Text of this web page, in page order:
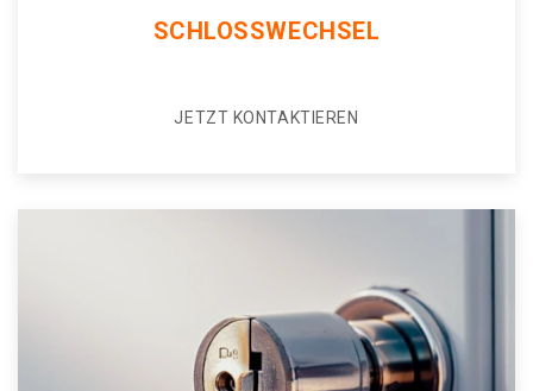
SCHLOSSWECHSEL
JETZT KONTAKTIEREN